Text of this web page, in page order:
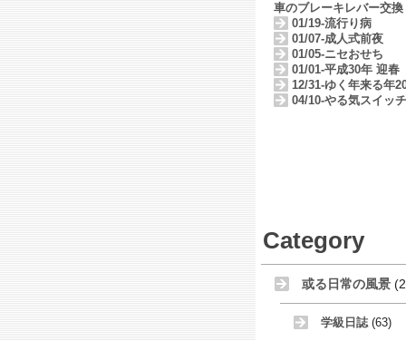
車のブレーキレバー交換
01/19-流行り病
01/07-成人式前夜
01/05-ニセおせち
01/01-平成30年 迎春
12/31-ゆく年来る年
04/10-やる気スイッチ
Category
或る日常の風景
学級日誌(63)